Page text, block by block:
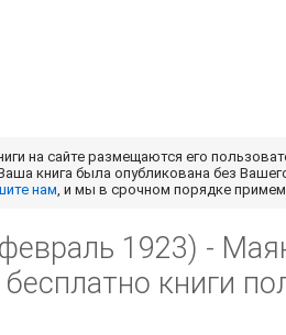
на сайте размещаются его
книга была опубликована без
нам , и мы в срочном порядке
1923) -
книги